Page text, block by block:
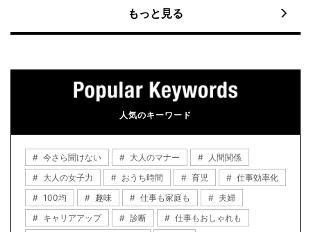
もっと見る
人気のキーワード
今さら聞けない 大人のマナー
人間関係
大人の女子力
おうち時間 育児
仕事効率化
100均
趣味 仕事も家庭も
夫婦
キャリアアップ
診断
仕事もおしゃれも